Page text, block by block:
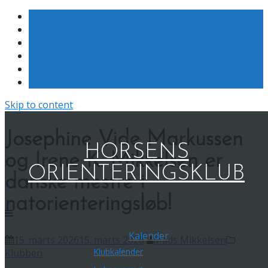
Skip to content
HORSENS
ORIENTERINGSKLUB
Kalender
Klubkalender
Josephine Vide Markussen
og Irene K. Mikkelsen er
danske mestre i
15. marts 2026
Mads Mikkelsen